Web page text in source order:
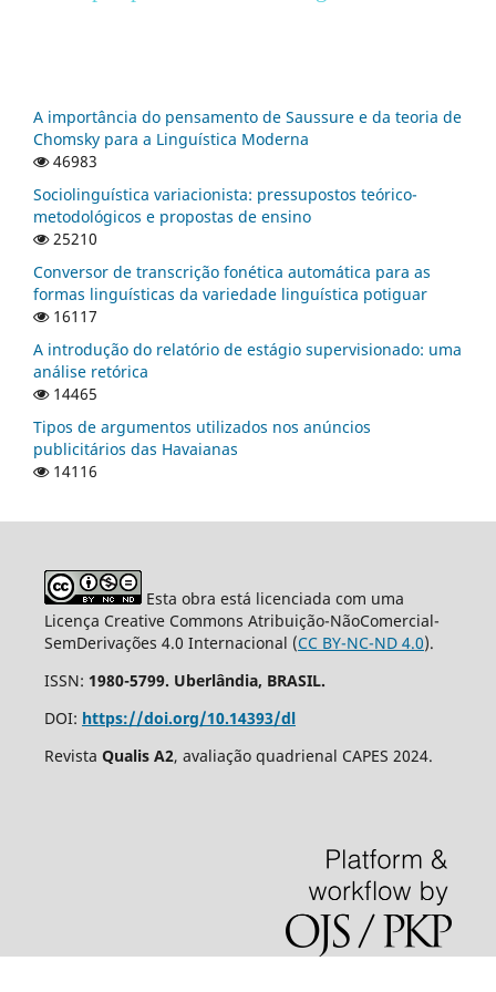
A importância do pensamento de Saussure e da teoria de
Chomsky para a Linguística Moderna
46983
Sociolinguística variacionista: pressupostos teórico-
metodológicos e propostas de ensino
25210
Conversor de transcrição fonética automática para as
formas linguísticas da variedade linguística potiguar
16117
A introdução do relatório de estágio supervisionado: uma
análise retórica
14465
Tipos de argumentos utilizados nos anúncios
publicitários das Havaianas
14116
Esta obra está licenciada com uma
Licença Creative Commons Atribuição-NãoComercial-
SemDerivações 4.0 Internacional (CC BY-NC-ND 4.0).
ISSN: 1980-5799. Uberlândia, BRASIL.
DOI: https://doi.org/10.14393/dl
Revista Qualis A2, avaliação quadrienal CAPES 2024.